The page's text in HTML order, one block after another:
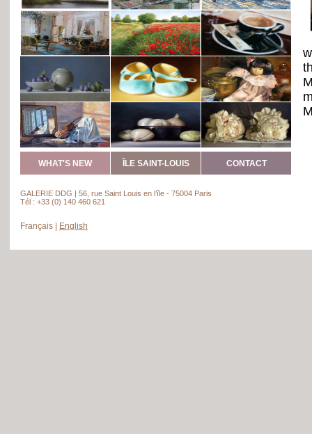
WHAT'S NEW ÎLE SAINT-LOUIS CONTACT
GALERIE DDG | 56, rue Saint Louis en l’île - 75004 Paris
Tél : +33 (0) 140 460 621
Français English